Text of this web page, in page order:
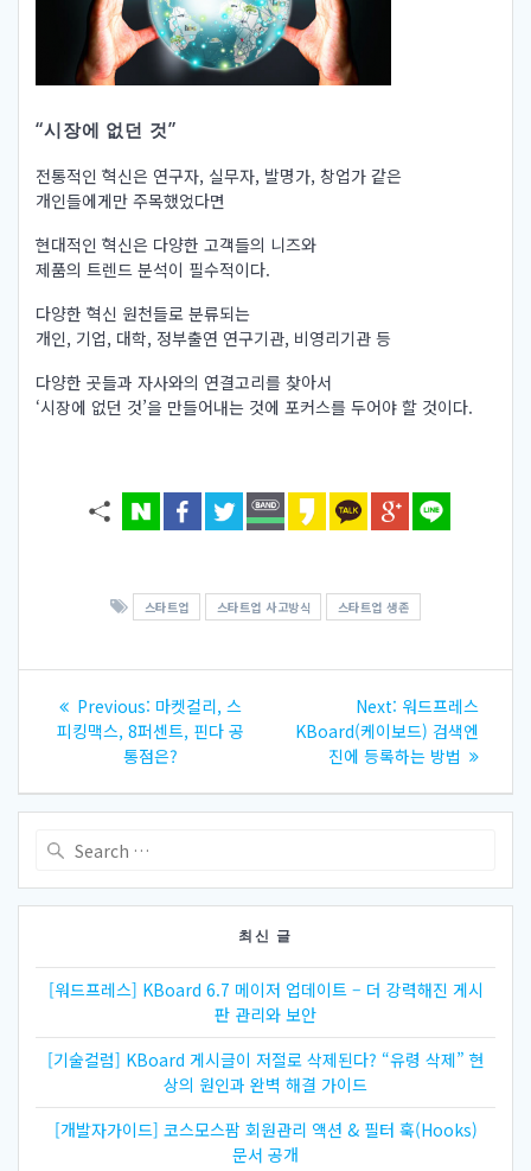
“시장에 없던 것”
전통적인 혁신은 연구자, 실무자, 발명가, 창업가 같은
개인들에게만 주목했었다면
현대적인 혁신은 다양한 고객들의 니즈와
제품의 트렌드 분석이 필수적이다.
다양한 혁신 원천들로 분류되는
개인, 기업, 대학, 정부출연 연구기관, 비영리기관 등
다양한 곳들과 자사와의 연결고리를 찾아서
‘시장에 없던 것’을 만들어내는 것에 포커스를 두어야 할 것이다.
스타트업 스타트업 사고방식 스타트업 생존
내
비
게
이
Previous: Previous
post:
마켓컬리, 스
피킹맥스, 8퍼센트, 핀다 공
통점은?
Next: Next
post:
워드프레스
KBoard(케이보드) 검색엔
진에 등록하는 방법
최신 글
[워드프레스] KBoard 6.7 메이저 업데이트 – 더 강력해진 게시
판 관리와 보안
[기술컬럼] KBoard 게시글이 저절로 삭제된다? “유령 삭제” 현
상의 원인과 완벽 해결 가이드
[개발자가이드] 코스모스팜 회원관리 액션 & 필터 훅(Hooks)
문서 공개